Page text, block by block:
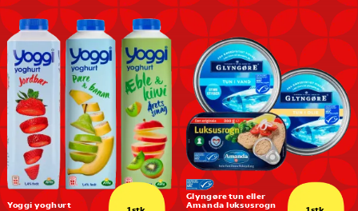
Yoggi yoghurt
Glyngøre tun eller
Amanda luksusrogn